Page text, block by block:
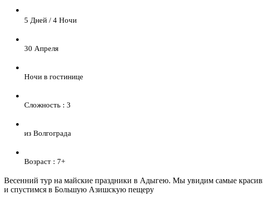
5 Дней / 4 Ночи
30 Апреля
Ночи в гостинице
Сложность : 3
из Волгограда
Возраст : 7+
Весенний тур на майские праздники в Адыгею. Мы увидим самые
и спустимся в Большую Азишскую пещеру